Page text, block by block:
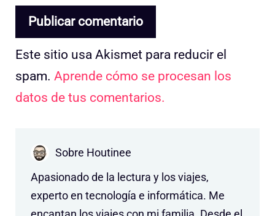
Este sitio usa Akismet para reducir el
spam. Aprende cómo se procesan los
datos de tus comentarios.
Sobre Houtinee
Apasionado de la lectura y los viajes,
experto en tecnología e informática. Me